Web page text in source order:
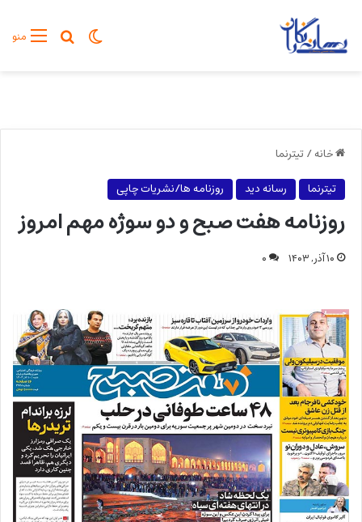
منوجستجو
تغییر پوسته
خانه/تیترنما
تیترنما
رسانه دید روزنامه ها/نشریات چاپی
روزنامه هفت صبح و دو سوژه مهم امروز
۱۰ آذر, ۱۴۰۳ ۰